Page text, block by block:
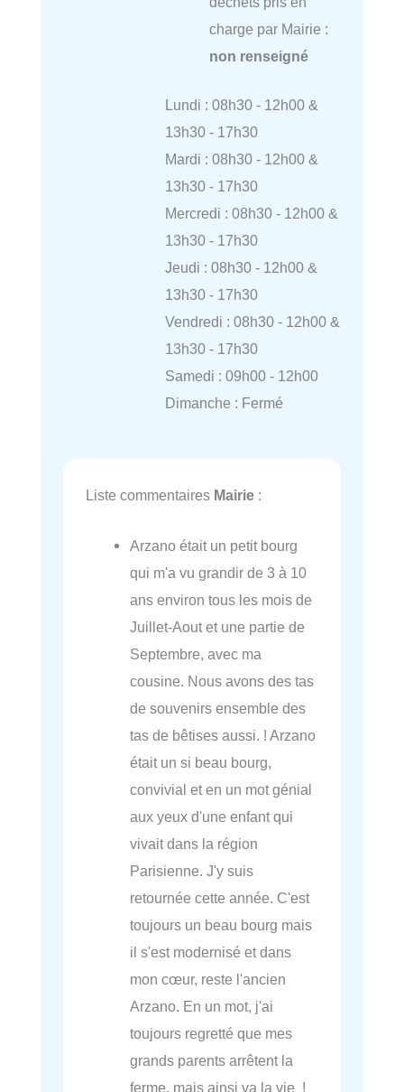
charge par Mairie :
non renseigné
Lundi : 08h30 - 12h00 &
13h30 - 17h30
Mardi : 08h30 - 12h00 &
13h30 - 17h30
Mercredi : 08h30 - 12h00 &
13h30 - 17h30
Jeudi : 08h30 - 12h00 &
13h30 - 17h30
Vendredi : 08h30 - 12h00 &
13h30 - 17h30
Samedi : 09h00 - 12h00
Dimanche : Fermé
Liste commentaires Mairie :
Arzano était un petit bourg
qui m'a vu grandir de 3 à 10
ans environ tous les mois de
Juillet-Aout et une partie de
Septembre, avec ma
cousine. Nous avons des tas
de souvenirs ensemble des
tas de bêtises aussi. ! Arzano
était un si beau bourg,
convivial et en un mot génial
aux yeux d'une enfant qui
vivait dans la région
Parisienne. J'y suis
retournée cette année. C'est
toujours un beau bourg mais
il s'est modernisé et dans
mon cœur, reste l'ancien
Arzano. En un mot, j'ai
toujours regretté que mes
grands parents arrêtent la
ferme, mais ainsi va la vie !